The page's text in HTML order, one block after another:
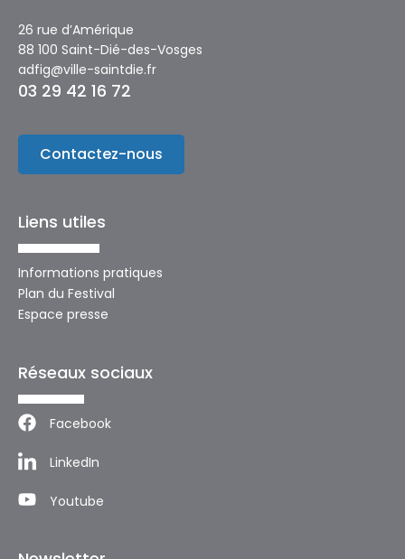
26 rue d’Amérique
88 100 Saint-Dié-des-Vosges
adfig@ville-saintdie.fr
03 29 42 16 72
Contactez-nous
Liens utiles
Informations pratiques
Plan du Festival
Espace presse
Réseaux sociaux
Facebook
LinkedIn
Youtube